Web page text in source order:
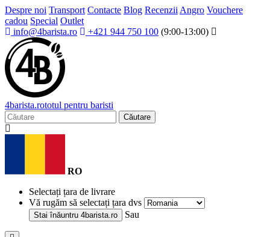
Despre noi Transport Contacte Blog Recenzii Angro Vouchere
cadou Special Outlet
info@4barista.ro
+421 944 750 100 (9:00-13:00)
4barista.rototul pentru baristi
Căutare
RO
Selectați țara de livrare
Vă rugăm să selectați țara dvs
Stai înăuntru 4barista.ro Sau